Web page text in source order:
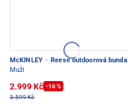
McKINLEY · Reese outdoorová bunda
Muži
2.999 Kč -16 %
3.599 Kč